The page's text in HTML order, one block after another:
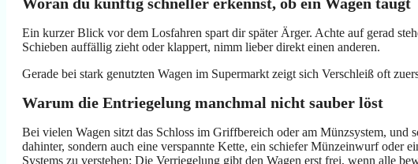
Ein kurzer Blick vor dem Losfahren spart dir später Ärger. Achte auf gerad
Schieben auffällig zieht oder klappert, nimm lieber direkt einen anderen.
Gerade bei stark genutzten Wagen im Supermarkt zeigt sich Verschleiß oft
Warum die Entriegelung manchmal nicht sauber löst
Bei vielen Wagen sitzt das Schloss im Griffbereich oder am Münzsystem, und
dahinter, sondern auch eine verspannte Kette, ein schiefer Münzeinwurf oder
Systems zu verstehen: Die Verriegelung gibt den Wagen erst frei, wenn alle